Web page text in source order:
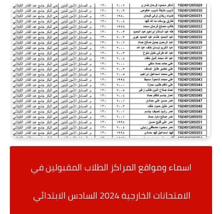
اسماء ومواقع المراكز الطلاب المقبولين في
الامتحانات الخارجية 2024 السادس الابتدائي